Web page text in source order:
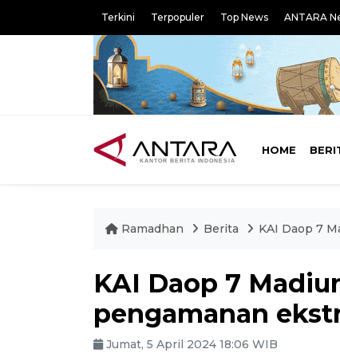
Terkini Terpopuler Top News ANTARA
HOME
Ramadhan Berita KAI Daop 7
KAI Daop 7
pengamanan
Jumat, 5 April 2024 18:06 WIB